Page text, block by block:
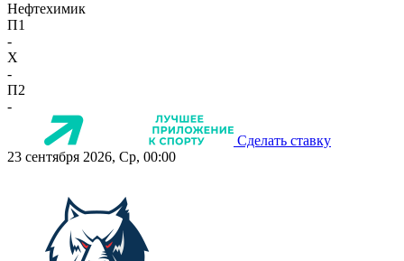
Нефтехимик
П1
-
X
-
П2
-
Сделать ставку
23 сентября 2026, Ср, 00:00